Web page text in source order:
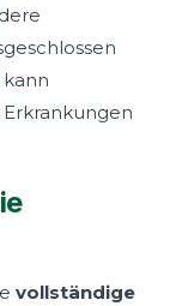
vollständige